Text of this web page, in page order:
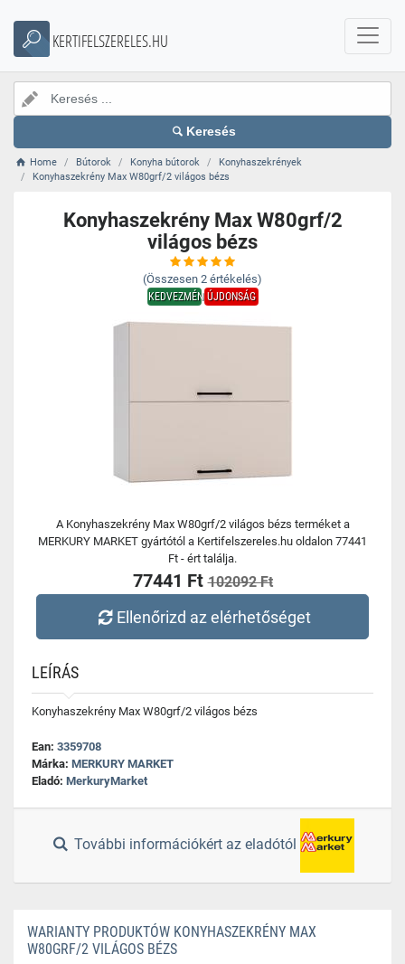
KERTIFELSZERELES.HU
Keresés
Home Bútorok Konyha bútorok
Konyhaszekrények
Konyhaszekrény Max W80grf/2 világos bézs
Konyhaszekrény Max W80grf/2
világos bézs
(Összesen 2 értékelés)
KEDVEZMÉNYÚJDONSÁG
A Konyhaszekrény Max W80grf/2 világos bézs terméket a
MERKURY MARKET gyártótól a Kertifelszereles.hu oldalon 77441
Ft - ért találja.
77441 Ft102092 Ft
Ellenőrizd az elérhetőséget
LEÍRÁS
Konyhaszekrény Max W80grf/2 világos bézs
Ean: 3359708
Márka: MERKURY MARKET
Eladó: MerkuryMarket
További információkért az eladótól
WARIANTY PRODUKTÓW KONYHASZEKRÉNY MAX
W80GRF/2 VILÁGOS BÉZS